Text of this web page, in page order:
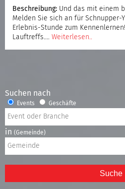
Beschreibung: Und das mit einem
Melden Sie sich an für Schnupper-
Erlebnis-Stunde zum
Lauftreffs.… Weiterlesen..
Suchen nach
Events Geschäfte
in (Gemeinde)
Suche